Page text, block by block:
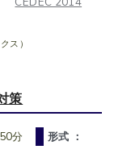
ス）
策
分
形式 ：